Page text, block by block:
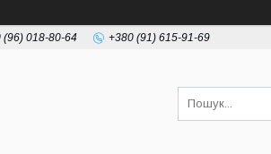
(96) 018-80-64 +380 (91) 615-91-69